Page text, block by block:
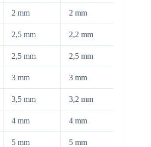
2 mm 2 mm
2,5 mm 2,2 mm
2,5 mm 2,5 mm
3 mm 3 mm
3,5 mm 3,2 mm
4 mm 4 mm
5 mm 5 mm